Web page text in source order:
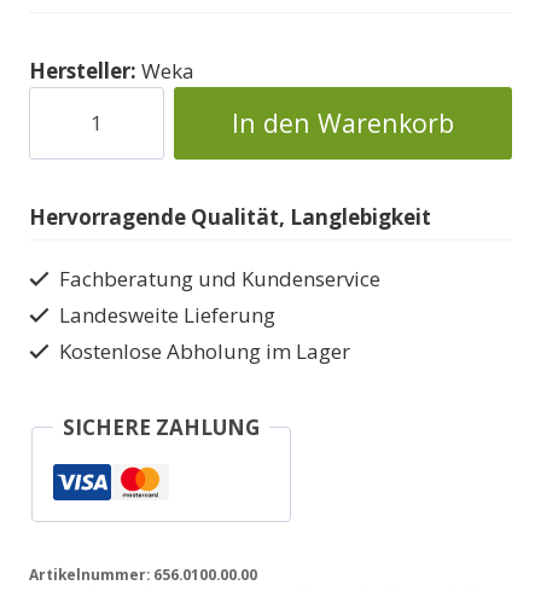
Hersteller: Weka
Geländer
für
Weka-
Pavillon
In den Warenkorb
Hervorragende Qualität, Langlebigkeit
Fachberatung und Kundenservice
Landesweite Lieferung
Kostenlose Abholung im Lager
SICHERE ZAHLUNG
Artikelnummer: 656.0100.00.00